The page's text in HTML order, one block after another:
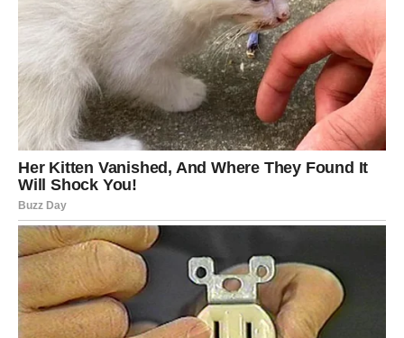
Nove početke umjesto starih razočaranja.
I mnogo razloga da vjerujete kako najbolje tek dolazi.
Ovnovi, pred vama je mjesec tokom kojeg ćete često
govoriti:“Nisam očekivao da će mi se ovako lijepe stvari
dogoditi.”
A upravo u tome se krije čarolija juna – sreća dolazi onda
kada joj najmanje postavljate granice.